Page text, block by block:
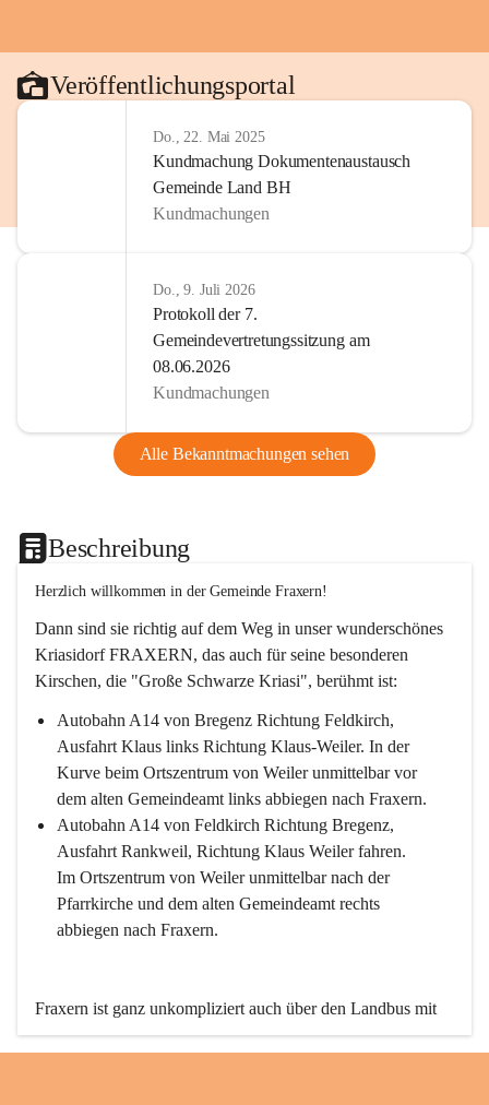
Veröffentlichungsportal
Do., 22. Mai 2025
Kundmachung Dokumentenaustausch
Gemeinde Land BH
Kundmachungen
Do., 9. Juli 2026
Protokoll der 7.
Gemeindevertretungssitzung am
08.06.2026
Kundmachungen
Alle Bekanntmachungen sehen
Beschreibung
Herzlich willkommen in der Gemeinde Fraxern!
Dann sind sie richtig auf dem Weg in unser wunderschönes
Kriasidorf FRAXERN, das auch für seine besonderen
Kirschen, die "Große Schwarze Kriasi", berühmt ist:
Autobahn A14 von Bregenz Richtung Feldkirch,
Ausfahrt Klaus links Richtung Klaus-Weiler. In der
Kurve beim Ortszentrum von Weiler unmittelbar vor
dem alten Gemeindeamt links abbiegen nach Fraxern.
Autobahn A14 von Feldkirch Richtung Bregenz,
Ausfahrt Rankweil, Richtung Klaus Weiler fahren.
Im Ortszentrum von Weiler unmittelbar nach der
Pfarrkirche und dem alten Gemeindeamt rechts
abbiegen nach Fraxern.
Fraxern ist ganz unkompliziert auch über den Landbus mit
den öffentlichen Verkehrsmitteln zu erreichen. Die Linie